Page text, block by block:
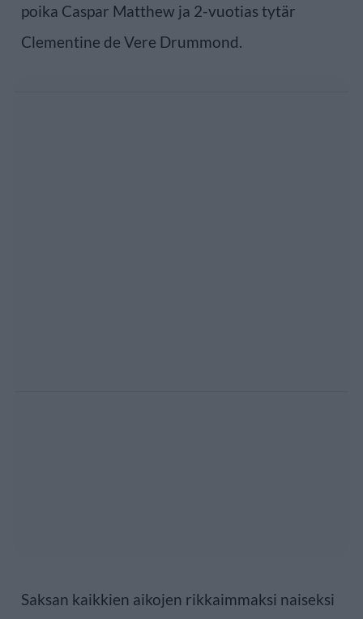
poika Caspar Matthew ja 2-vuotias tytär
Clementine de Vere Drummond.
Saksan kaikkien aikojen rikkaimmaksi naiseksi